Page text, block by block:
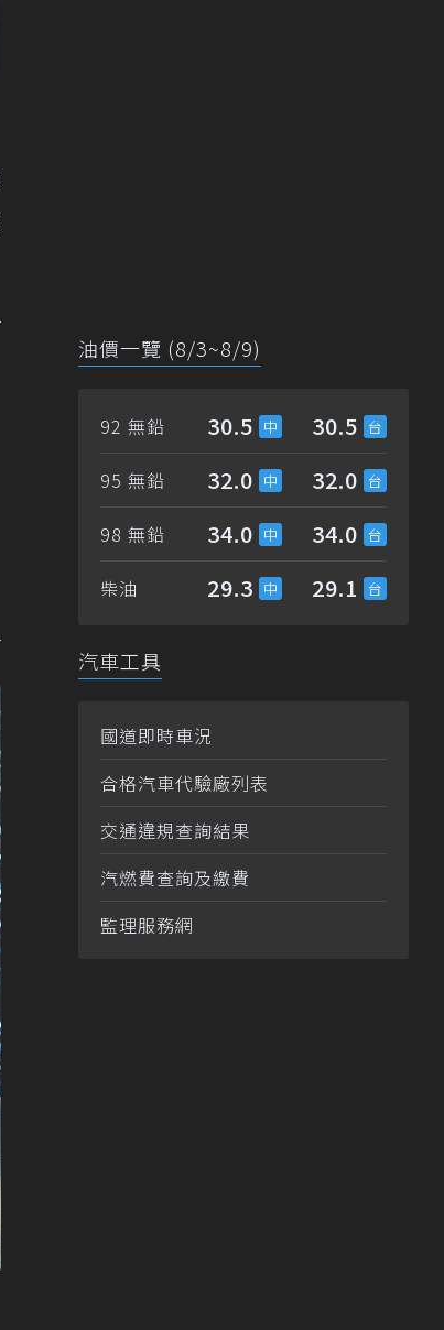
油價一覽 (8/3~8/9)
92 無鉛 30.5 30.5
95 無鉛 32.0 32.0
98 無鉛 34.0 34.0
柴油 29.3 29.1
汽車工具
國道即時車況
合格汽車代驗廠列表
交通違規查詢結果
汽燃費查詢及繳費
監理服務網